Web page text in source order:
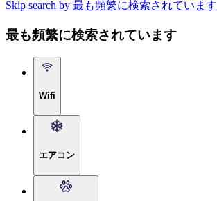
Skip search by 最も頻繁に検索されています
最も頻繁に検索されています
Wifi
エアコン